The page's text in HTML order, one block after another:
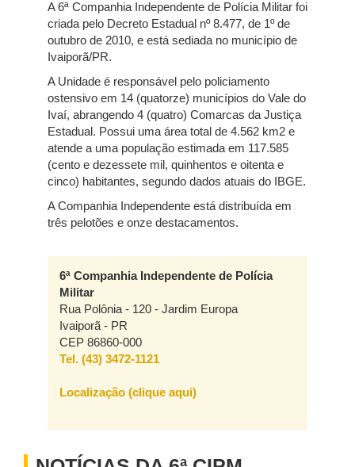
A 6ª Companhia Independente de Polícia Militar foi
criada pelo Decreto Estadual nº 8.477, de 1º de
outubro de 2010, e está sediada no município de
Ivaiporã/PR.
A Unidade é responsável pelo policiamento
ostensivo em 14 (quatorze) municípios do Vale do
Ivaí, abrangendo 4 (quatro) Comarcas da Justiça
Estadual. Possui uma área total de 4.562 km2 e
atende a uma população estimada em 117.585
(cento e dezessete mil, quinhentos e oitenta e
cinco) habitantes, segundo dados atuais do IBGE.
A Companhia Independente está distribuída em
três pelotões e onze destacamentos.
6ª Companhia Independente de Polícia
Militar
Rua Polônia - 120 - Jardim Europa
Ivaiporã - PR
CEP 86860-000
Tel. (43) 3472-1121
Localização (clique aqui)